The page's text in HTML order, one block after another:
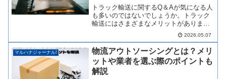
トラック輸送に関するQ＆Aが気になる人
も多いのではないでしょうか。トラック
輸送にはさまざまなメリットがあります
が、リスク対策まで把握しておくことが
重要です。この記事では、トラック輸送
に関して気になる質問をまとめているの
で、ぜひ内容を確認してみてください。
2026.05.07
マルハナジャーナル!
物流アウトソーシングとは？メリ
ットや業者を選ぶ際のポイントも
解説